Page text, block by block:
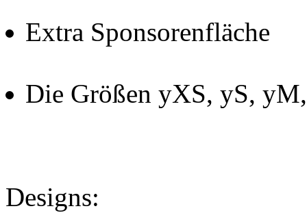
Extra Sponsorenfläche
Die Größen yXS, yS,
Designs: